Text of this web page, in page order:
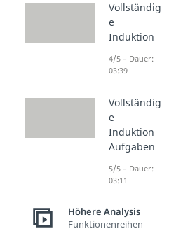
Vollständig
e
Induktion
4/5 – Dauer:
03:39
Vollständig
e
Induktion
Aufgaben
5/5 – Dauer:
03:11
Höhere Analysis
Funktionenreihen